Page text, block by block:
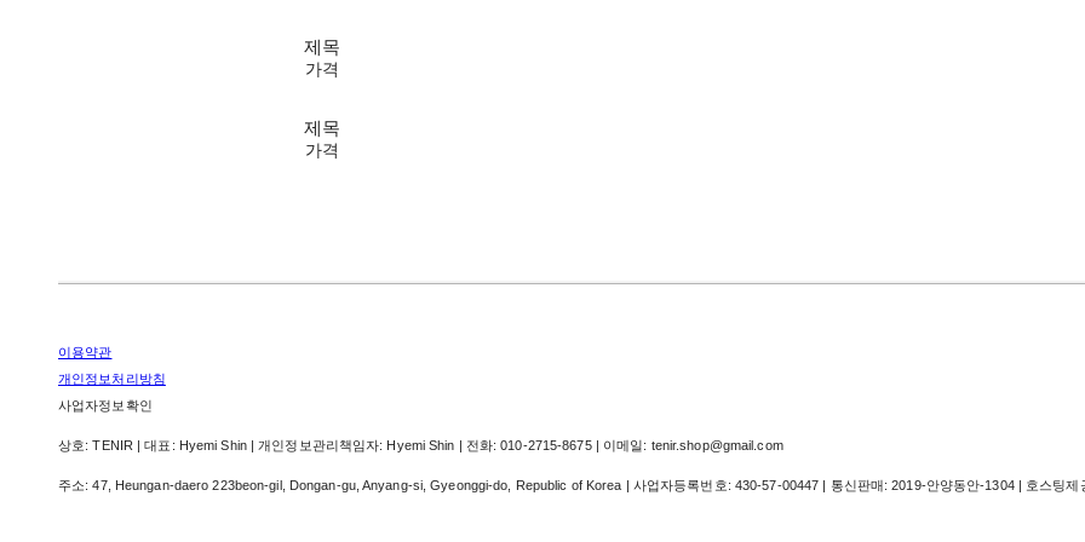
제목
가격
제목
가격
이용약관
개인정보처리방침
사업자정보확인
상호: TENIR | 대표: Hyemi Shin | 개인정보관리책임자: Hyemi Shin | 전화: 010-2715-8675 | 이메일: tenir.shop@gmail.com
주소: 47, Heungan-daero 223beon-gil, Dongan-gu, Anyang-si, Gyeonggi-do, Republic of Korea | 사업자등록번호: 430-57-00447 | 통신판매:2019-안양동안-1304| 호스팅제